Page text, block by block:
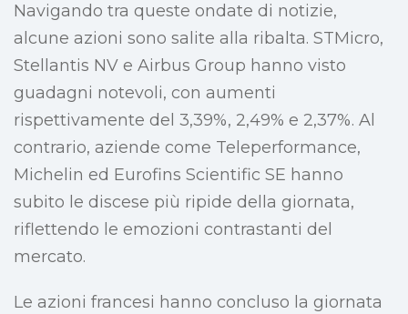
Navigando tra queste ondate di notizie,
alcune azioni sono salite alla ribalta. STMicro,
Stellantis NV e Airbus Group hanno visto
guadagni notevoli, con aumenti
rispettivamente del 3,39%, 2,49% e 2,37%. Al
contrario, aziende come Teleperformance,
Michelin ed Eurofins Scientific SE hanno
subito le discese più ripide della giornata,
riflettendo le emozioni contrastanti del
mercato.
Le azioni francesi hanno concluso la giornata